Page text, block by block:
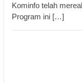
Kominfo telah
Program ini […]